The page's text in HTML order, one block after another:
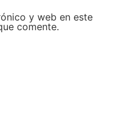
y web en este
comente.